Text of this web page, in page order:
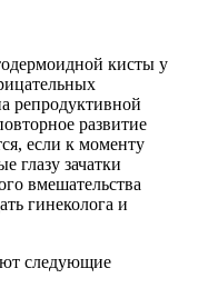
кисты у
репродуктивной
развитие
если к моменту
глазу зачатки
вмешательства
гинеколога и
следующие